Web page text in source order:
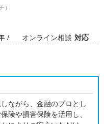
）
オンライン相談 対応
ながら、金融のプロとし
険や損害保険を活用し、